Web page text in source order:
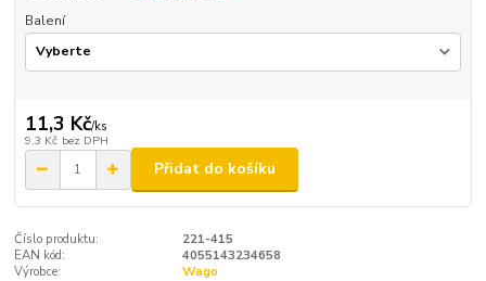
Balení
11,3 Kč/ks
9,3 Kč bez DPH
Přidat do košíku
Číslo produktu:
221-415
EAN kód:
4055143234658
Výrobce:
Wago